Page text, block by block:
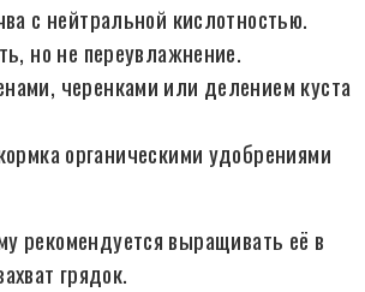
с нейтральной кислотностью.
но не переувлажнение.
черенками или делением куста
органическими удобрениями
рекомендуется выращивать её в
грядок.